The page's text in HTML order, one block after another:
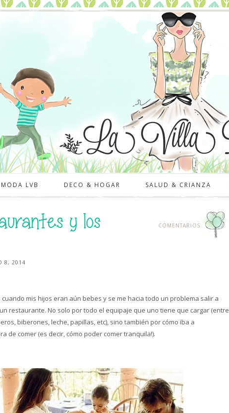
MODA LVB DECO & HOGAR SALUD & CRIANZA
COMENTARIOS
y los
8, 2014
mis hijos eran aún bebes y se me hacia todo un problema salir a
restaurante. No solo por todo el equipaje que uno tiene que cargar (entre
biberones, leche, papillas, etc), sino también por cómo iba a
de comer (es decir, cómo poder comer tranquila!).